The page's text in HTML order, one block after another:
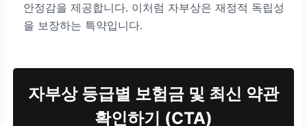
안정감을 제공합니다. 이처럼 자부상은 재정적 독립성
을 보장하는 특약입니다.
자부상 등급별 보험금 및 최신 약관
확인하기 (CTA)